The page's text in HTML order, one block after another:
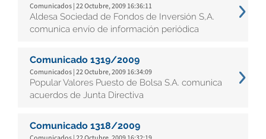
Comunicados | 22 Octubre, 2009 16:36:11
Aldesa Sociedad de Fondos de Inversión S,A.
comunica envío de información periódica
Comunicado 1319/2009
Comunicados | 22 Octubre, 2009 16:34:09
Popular Valores Puesto de Bolsa S.A. comunica
acuerdos de Junta Directiva
Comunicado 1318/2009